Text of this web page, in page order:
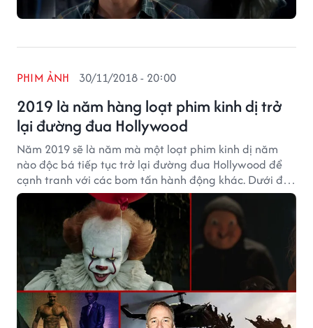
2019 là năm hàng loạt phim kinh dị trở
lại đường đua Hollywood
PHIM ẢNH 30/11/2018 - 20:00
Năm 2019 sẽ là năm mà một loạt phim kinh dị năm
nào độc bá tiếp tục trở lại đường đua Hollywood để
cạnh tranh với các bom tấn hành động khác. Dưới đây
là danh sách 8 bộ phim được kì vọng khuynh đảo làng
phim ảnh thế giới trong năm 2019.